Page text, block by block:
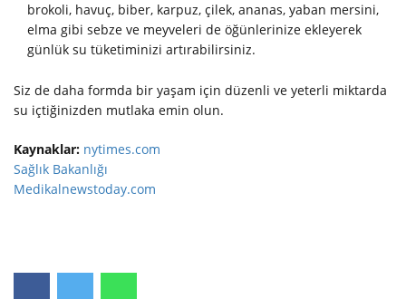
brokoli, havuç, biber, karpuz, çilek, ananas, yaban mersini,
elma gibi sebze ve meyveleri de öğünlerinize ekleyerek
günlük su tüketiminizi artırabilirsiniz.
Siz de daha formda bir yaşam için düzenli ve yeterli miktarda
su içtiğinizden mutlaka emin olun.
Kaynaklar: nytimes.com
Sağlık Bakanlığı
Medikalnewstoday.com